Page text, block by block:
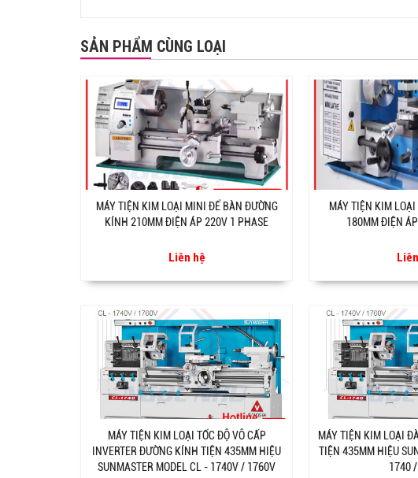
SẢN PHẨM CÙNG LOẠI
MÁY TIỆN KIM LOẠI MINI ĐỂ BÀN ĐƯỜNG
KÍNH 210MM ĐIỆN ÁP 220V 1 PHASE
Liên hệ
MÁY TIỆN KIM
180MM ĐIỆN
MÁY TIỆN KIM LOẠI TỐC ĐỘ VÔ CẤP
INVERTER ĐƯỜNG KÍNH TIỆN 435MM HIỆU
SUNMASTER MODEL CL - 1740V / 1760V
MÁY TIỆN KIM LOẠI
TIỆN 435MM HIỆU
1740